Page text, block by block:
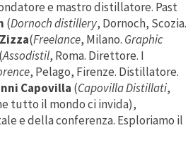
e mastro distillatore. Past
(Dornoch distillery, Dornoch, Scozia.
(Freelance, Milano. Graphic
(Assodistil, Roma. Direttore. I
, Pelago, Firenze. Distillatore.
Capovilla (Capovilla Distillati,
tutto il mondo ci invida),
e della conferenza. Esploriamo il